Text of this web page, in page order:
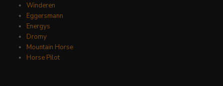
Winderen
Eggersmann
Energys
Dromy
Mountain Horse
Horse Pilot